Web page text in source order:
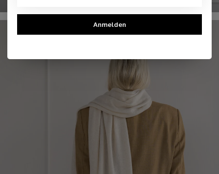
Anmelden